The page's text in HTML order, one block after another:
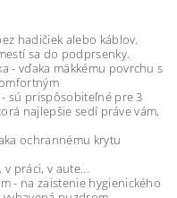
hadičiek alebo káblov.
sa do podprsenky.
- vďaka mäkkému povrchu s
sú prispôsobiteľné pre 3
najlepšie sedí práve vám,
ochrannému krytu
práci, v aute...
- na zaistenie hygienického